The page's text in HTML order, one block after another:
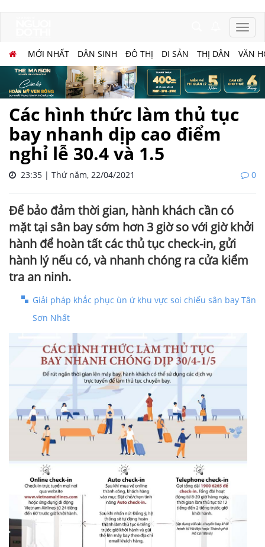
MỚI NHẤT DÂN SINH ĐÔ THỊ DI SẢN THỊ DÂN VĂN
Các hình thức làm thủ tục
bay nhanh dịp cao điểm
nghỉ lễ 30.4 và 1.5
23:35 | Thứ năm, 22/04/2021 0
Để bảo đảm thời gian, hành khách cần có
mặt tại sân bay sớm hơn 3 giờ so với giờ khởi
hành để hoàn tất các thủ tục check-in, gửi
hành lý nếu có, và nhanh chóng ra cửa kiểm
tra an ninh.
Giải pháp khắc phục ùn ứ khu vực soi chiếu sân bay Tân
Sơn Nhất